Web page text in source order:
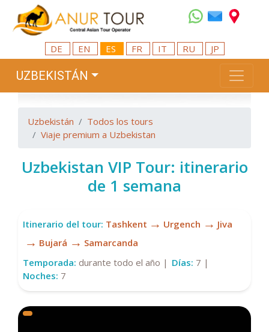
DE EN ES FR IT RU JP
UZBEKISTÁN
Uzbekistán
Todos los tours
Viaje premium a Uzbekistan
Uzbekistan VIP Tour: itinerario
de 1 semana
Itinerario del tour: Tashkent → Urgench → Jiva
→ Bujará → Samarcanda
Temporada: durante todo el año | Días: 7 |
Noches: 7